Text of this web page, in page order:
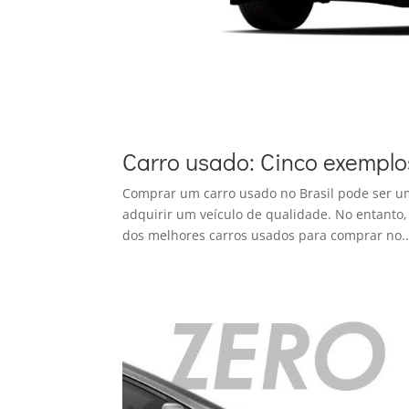
Carro usado: Cinco
Comprar um carro usado no Brasil pode ser
adquirir um veículo de qualidade. No
dos melhores carros usados para comprar